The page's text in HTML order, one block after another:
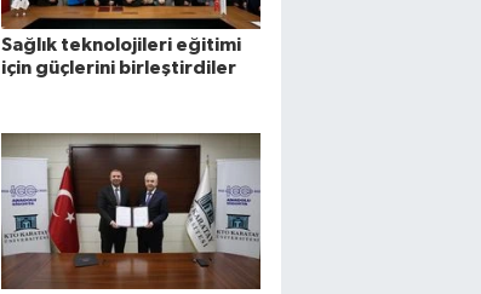
Sağlık teknolojileri eğitimi
için güçlerini birleştirdiler